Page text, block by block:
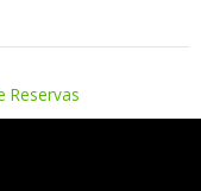
Reservas